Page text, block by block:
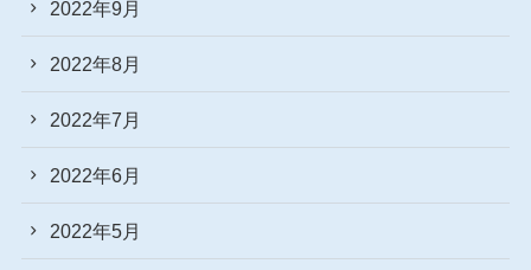
2022年9月
2022年8月
2022年7月
2022年6月
2022年5月